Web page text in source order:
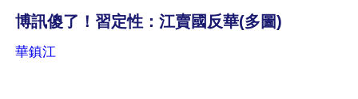
博訊傻了！習定性：江賣國反華(多圖)
華鎮江